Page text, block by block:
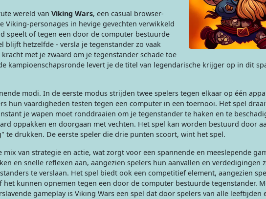
wereld van Viking Wars, een casual browser-
Viking-personages in hevige gevechten verwikkeld
speelt of tegen een door de computer bestuurde
blijft hetzelfde - versla je tegenstander zo vaak
met je zwaard om je tegenstander schade toe
kampioenschapsronde levert je de titel van legendarische krijger op in dit
modi. In de eerste modus strijden twee spelers tegen elkaar op één
hun vaardigheden testen tegen een computer in een toernooi. Het spel
je wapen moet ronddraaien om je tegenstander te haken en te
oppakken en doorgaan met vechten. Het spel kan worden bestuurd door
te drukken. De eerste speler die drie punten scoort, wint het spel.
van strategie en actie, wat zorgt voor een spannende en meeslepende
en snelle reflexen aan, aangezien spelers hun aanvallen en verdedigingen
te verslaan. Het spel biedt ook een competitief element, aangezien
kunnen opnemen tegen een door de computer bestuurde tegenstander.
gameplay is Viking Wars een spel dat door spelers van alle leeftijden